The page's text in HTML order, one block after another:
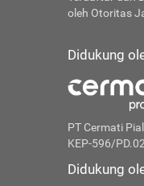
oleh Otoritas
Didukung
PT Cermati
KEP-596/
Didukung